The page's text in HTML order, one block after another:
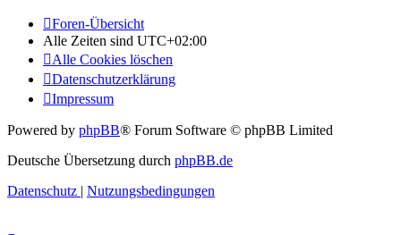
Foren-Übersicht
Alle Zeiten sind UTC+02:00
Alle Cookies löschen
Datenschutzerklärung
Impressum
Powered by phpBB® Forum Software © phpBB Limited
Deutsche Übersetzung durch phpBB.de
Datenschutz
Nutzungsbedingungen